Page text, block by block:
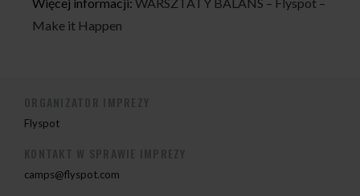
Make it Happen
Flyspot
camps@flyspot.com